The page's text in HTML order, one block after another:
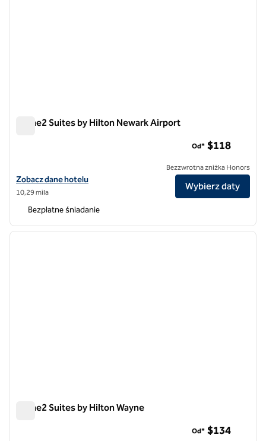
Home2 Suites by Hilton Newark Airport
Zobacz szczegóły hotelu Home2 Suites by Hilton Newark Airport
Zobacz dane hotelu
10,29 mila
Od* $118
Bezzwrotna zniżka Honors
Wybierz daty
Bezpłatne śniadanie
1 z 12
Home2 Suites by Hilton Wayne
Od* $134